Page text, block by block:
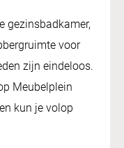
gezinsbadkamer,
voor
zijn eindeloos.
Meubelplein
kun je volop